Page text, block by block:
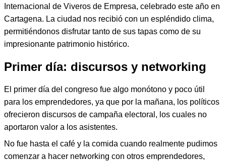
Internacional de Viveros de Empresa, celebrado este año en
Cartagena. La ciudad nos recibió con un espléndido clima,
permitiéndonos disfrutar tanto de sus tapas como de su
impresionante patrimonio histórico.
Primer día: discursos y networking
El primer día del congreso fue algo monótono y poco útil
para los emprendedores, ya que por la mañana, los políticos
ofrecieron discursos de campaña electoral, los cuales no
aportaron valor a los asistentes.
No fue hasta el café y la comida cuando realmente pudimos
comenzar a hacer networking con otros emprendedores,